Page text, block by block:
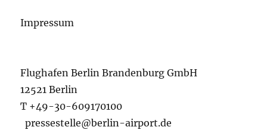
Impressum
Flughafen Berlin Brandenburg GmbH
12521 Berlin
T +49-30-609170100
pressestelle@berlin-airport.de